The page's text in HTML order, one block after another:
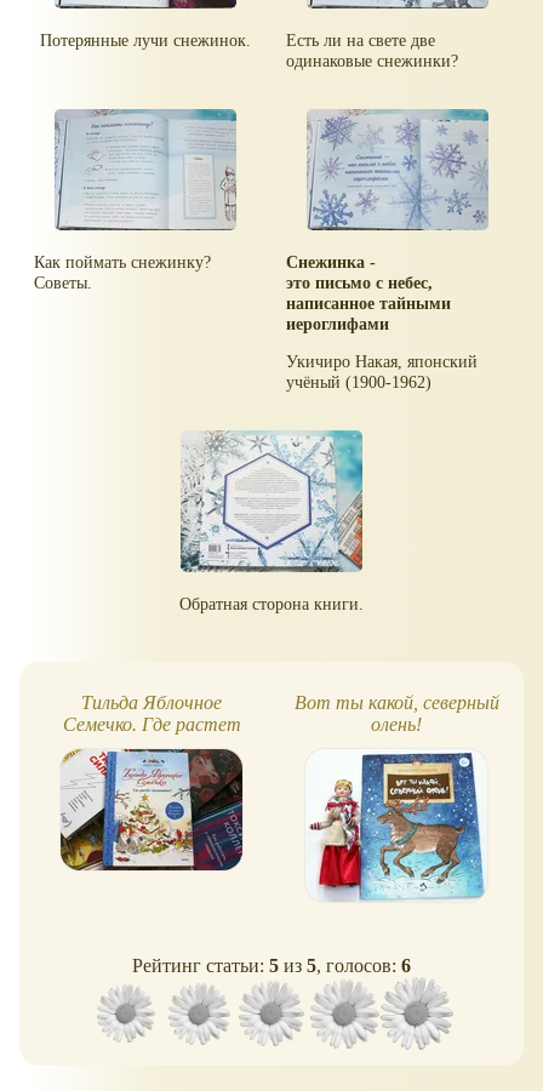
Потерянные лучи снежинок.
Есть ли на свете две
одинаковые снежинки?
Как поймать снежинку?
Советы.
Снежинка -
это письмо с небес,
написанное тайными
иероглифами
Укичиро Накая, японский
учёный (1900-1962)
Обратная сторона книги.
Тильда Яблочное
Семечко. Где растет
снежовник? (Обзор
книги)
Вот ты какой, северный
олень!
Рейтинг статьи: 5 из 5, голосов: 6